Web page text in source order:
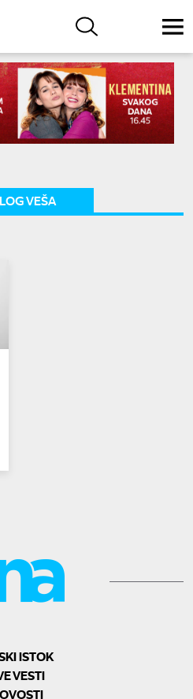
VEŠA
ISTOK
VESTI